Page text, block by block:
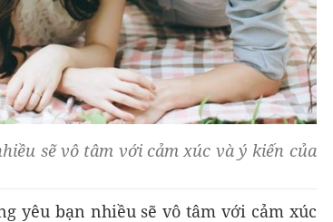
sẽ vô tâm với cảm xúc và ý kiến của
yêu bạn nhiều sẽ vô tâm với cảm xúc